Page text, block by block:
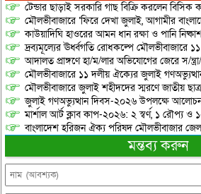
টেন্ডার ছাড়াই সরকারি গাছ বিক্রি করলেন বিসিক
মৌলভীবাজারে ‘ফিরে দেখা জুলাই, আগামীর
কাউয়াদিঘি হাওরের আমন ধান রক্ষা ও পানি
দ্রব্যমূল্যের ঊর্ধ্বগতি রোধকল্পে মৌলভীবাজারে
আদালত প্রাঙ্গণে হা/ম/লার অভিযোগের জেরে স/
মৌলভীবাজারে ১১ দলীয় ঐক্যের জুলাই
মৌলভীবাজারে জুলাই শহীদদের স্মরণে জাতীয়
জুলাই গণঅভ্যুত্থান দিবস-২০২৬ উপলক্ষে
মার্শাল আর্ট ক্লাব কাপ-২০২৬: ২ স্বর্ণ, ১ রৌপ্য ও
বাংলাদেশ হরিজন ঐক্য পরিষদ মৌলভীবাজার
মন্তব্য করুন